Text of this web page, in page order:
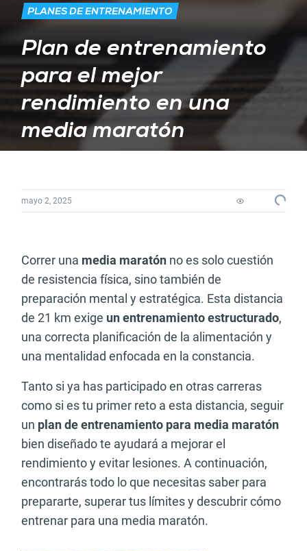
PLANES DE ENTRENAMIENTO
Plan de entrenamiento
para el mejor
rendimiento en una
media maratón
mayo 2, 2025
Correr una media maratón no es solo cuestión
de resistencia física, sino también de
preparación mental y estratégica. Esta distancia
de 21 km exige un entrenamiento estructurado,
una correcta planificación de la alimentación y
una mentalidad enfocada en la constancia.
Tanto si ya has participado en otras carreras
como si es tu primer reto a esta distancia, seguir
un plan de entrenamiento para media maratón
bien diseñado te ayudará a mejorar el
rendimiento y evitar lesiones. A continuación,
encontrarás todo lo que necesitas saber para
prepararte, superar tus límites y descubrir cómo
entrenar para una media maratón.